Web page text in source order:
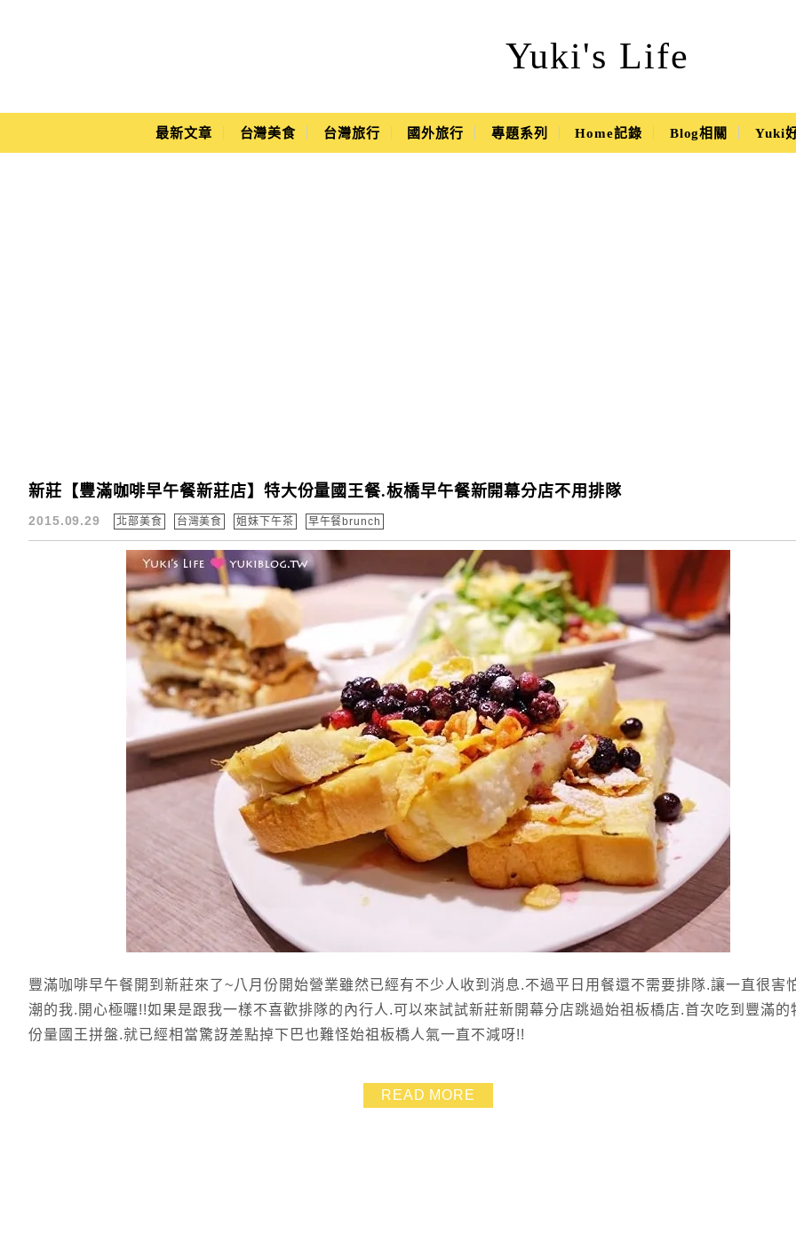
Yuki's Life
Yuki's Life
Main Menu
最新文章 台灣美食 台灣旅行 國外旅行 專題系列 Home記錄 Blog相關 Yuki
新莊【豐滿咖啡早午餐新莊店】特大份量國王餐.板橋早午餐新開幕分店不用排隊
2015.09.29 北部美食 台灣美食 姐妹下午茶 早午餐brunch
豐滿咖啡早午餐開到新莊來了~八月份開始營業雖然已經有不少人收到消息.不過平日用餐還不需要排隊.讓一直很害
潮的我.開心極囉!!如果是跟我一樣不喜歡排隊的內行人.可以來試試新莊新開幕分店跳過始祖板橋店.首次吃到豐滿的
份量國王拼盤.就已經相當驚訝差點掉下巴也難怪始祖板橋人氣一直不減呀!!
READ MORE